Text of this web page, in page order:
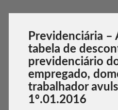
Previdenciária –
tabela de
previdenciário
empregado,
trabalhador
1º.01.2016